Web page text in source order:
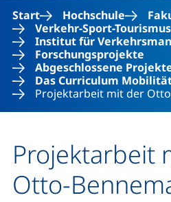
Start Hochschule
Verkehr-Sport-
Institut für
Forschungsprojekte
Abgeschlossene
Das Curriculum
Projektarbeit mit der
Projektarbeit
Otto-